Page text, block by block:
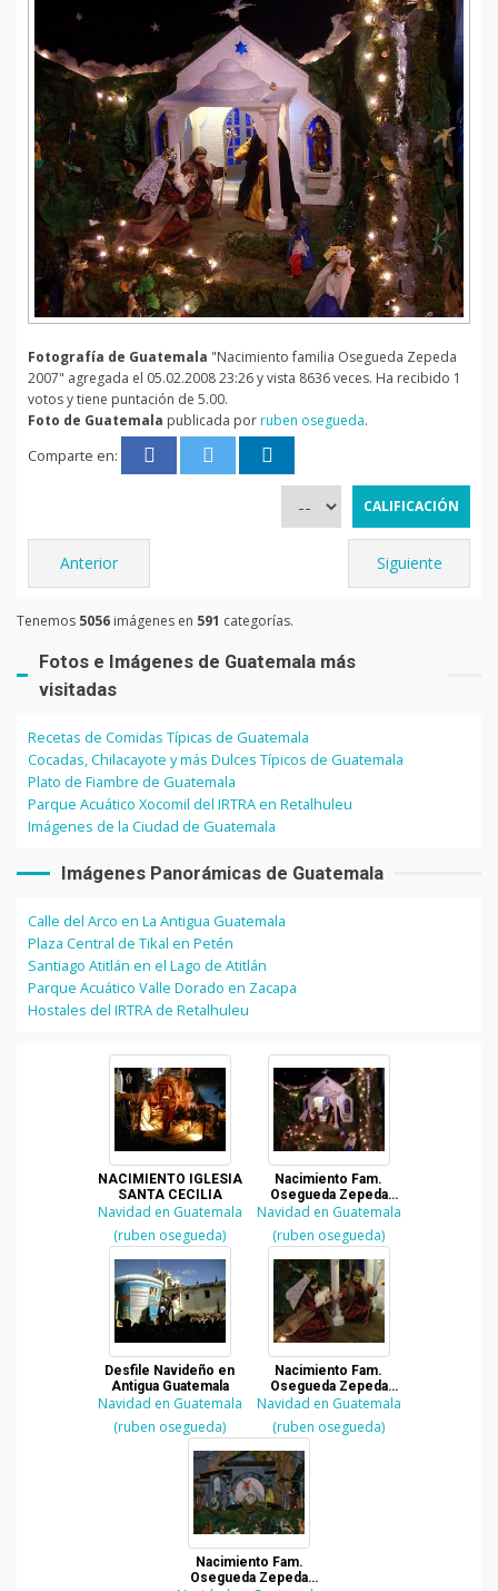
Fotografía de Guatemala "Nacimiento familia Osegueda Zepeda
2007" agregada el 05.02.2008 23:26 y vista 8636 veces. Ha recibido 1
votos y tiene puntación de 5.00.
Foto de Guatemala publicada porruben osegueda.
Comparte en:
Anterior Siguiente
Tenemos 5056 imágenes en 591 categorías.
Fotos e Imágenes de Guatemala más
visitadas
Recetas de Comidas Típicas de Guatemala
Cocadas, Chilacayote y más Dulces Típicos de Guatemala
Plato de Fiambre de Guatemala
Parque Acuático Xocomil del IRTRA en Retalhuleu
Imágenes de la Ciudad de Guatemala
Imágenes Panorámicas de Guatemala
Calle del Arco en La Antigua Guatemala
Plaza Central de Tikal en Petén
Santiago Atitlán en el Lago de Atitlán
Parque Acuático Valle Dorado en Zacapa
Hostales del IRTRA de Retalhuleu
NACIMIENTO IGLESIA
SANTA CECILIA
Navidad en Guatemala
(ruben osegueda)
Nacimiento Fam.
Osegueda Zepeda
2007
Navidad en Guatemala
(ruben osegueda)
Desfile Navideño en
Antigua Guatemala
Navidad en Guatemala
(ruben osegueda)
Nacimiento Fam.
Osegueda Zepeda
2007
Navidad en Guatemala
(ruben osegueda)
Nacimiento Fam.
Osegueda Zepeda